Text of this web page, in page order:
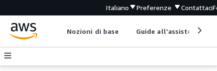
Italiano Preferenze Contattaci
Nozioni di base Guide all'assistenza